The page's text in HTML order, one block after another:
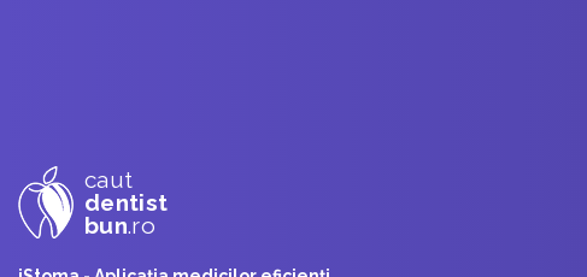
caut
dentist
bun.ro